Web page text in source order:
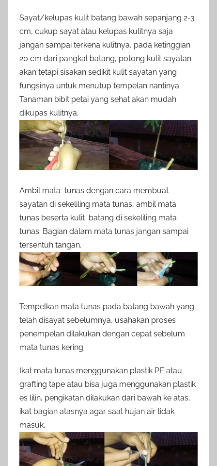
Sayat/kelupas kulit batang bawah sepanjang 2-3
cm, cukup sayat atau kelupas kulitnya saja
jangan sampai terkena kulitnya, pada ketinggian
20 cm dari pangkal batang, potong kulit sayatan
akan tetapi sisakan sedikit kulit sayatan yang
fungsinya untuk menutup tempelan nantinya.
Tanaman bibit petai yang sehat akan mudah
dikupas kulitnya.
Ambil mata tunas dengan cara membuat
sayatan di sekeliling mata tunas, ambil mata
tunas beserta kulit batang di sekeliling mata
tunas. Bagian dalam mata tunas jangan sampai
tersentuh tangan.
Tempelkan mata tunas pada batang bawah yang
telah disayat sebelumnya, usahakan proses
penempelan dilakukan dengan cepat sebelum
mata tunas kering.
Ikat mata tunas menggunakan plastik PE atau
grafting tape atau bisa juga menggunakan plastik
es lilin, pengikatan dilakukan dari bawah ke atas,
ikat bagian atasnya agar saat hujan air tidak
masuk.